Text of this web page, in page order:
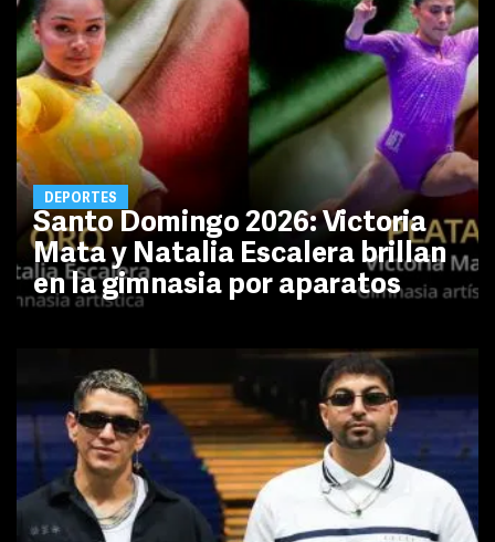
DEPORTES
Santo Domingo 2026: Victoria
Mata y Natalia Escalera brillan
en la gimnasia por aparatos